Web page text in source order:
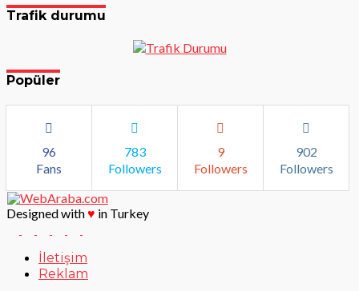
Trafik durumu
Popüler
96
Fans
783
Followers
9
Followers
902
Followers
Designed with♥ in Turkey
İletişim
Reklam